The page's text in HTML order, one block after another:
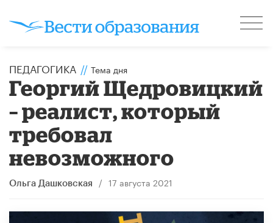
ПЕДАГОГИКА // Тема дня
Георгий Щедровицкий
– реалист, который
требовал
невозможного
Ольга Дашковская / 17 августа 2021